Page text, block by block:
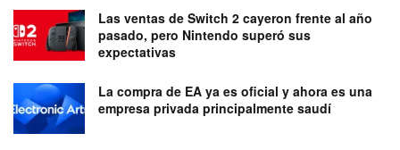
Las ventas de Switch 2 cayeron frente al año
pasado, pero Nintendo superó sus
expectativas
La compra de EA ya es oficial y ahora es una
empresa privada principalmente saudí